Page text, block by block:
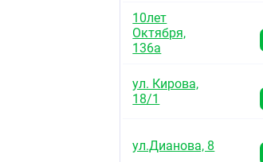
10лет
Октября,
136а
ул. Кирова,
18/1
ул.Дианова, 8